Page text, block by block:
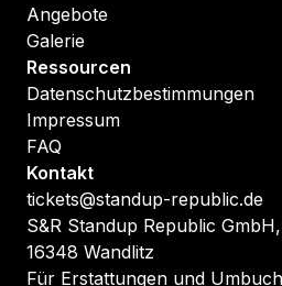
Angebote
Galerie
Ressourcen
Datenschutzbestimmungen
Impressum
FAQ
Kontakt
tickets@standup-republic.de
S&R Standup Republic
16348 Wandlitz
Für Erstattungen und